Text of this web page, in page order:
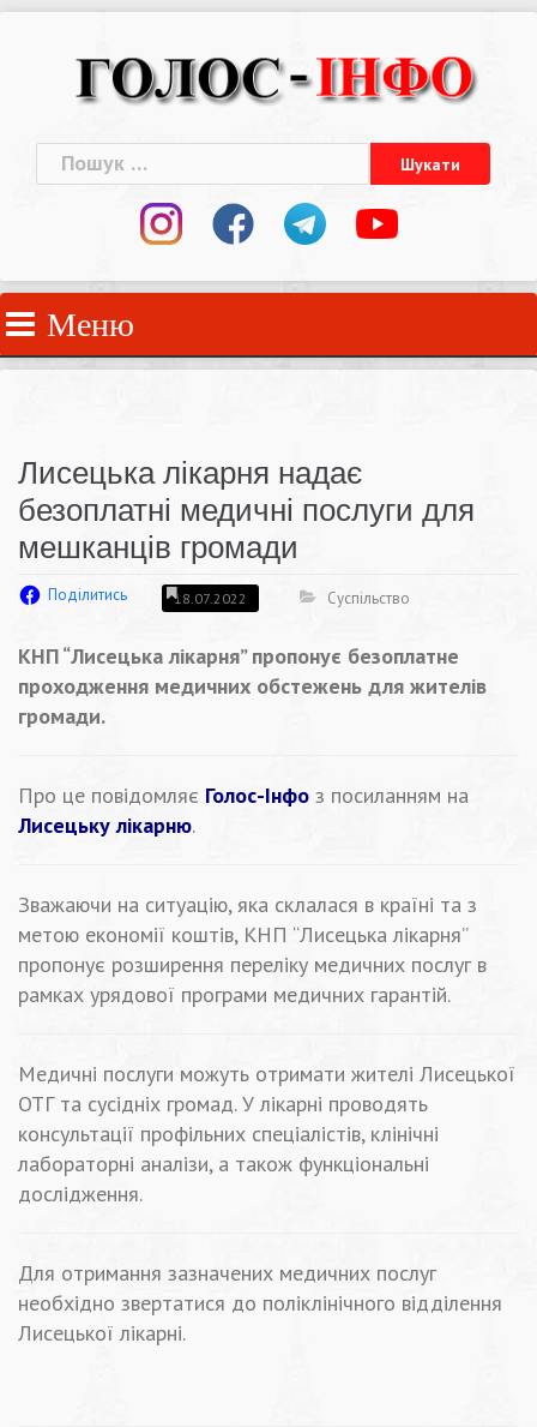
Пошук:
Меню
Лисецька лікарня надає
безоплатні медичні послуги для
мешканців громади
Поділитись 18.07.2022 Суспільство
КНП “Лисецька лікарня” пропонує безоплатне
проходження медичних обстежень для жителів
громади.
Про це повідомляє Голос-Інфо з посиланням на
Лисецьку лікарню.
Зважаючи на ситуацію, яка склалася в країні та з
метою економії коштів, КНП “Лисецька лікарня”
пропонує розширення переліку медичних послуг в
рамках урядової програми медичних гарантій.
Медичні послуги можуть отримати жителі Лисецької
ОТГ та сусідніх громад. У лікарні проводять
консультації профільних спеціалістів, клінічні
лабораторні аналізи, а також функціональні
дослідження.
Для отримання зазначених медичних послуг
необхідно звертатися до поліклінічного відділення
Лисецької лікарні.